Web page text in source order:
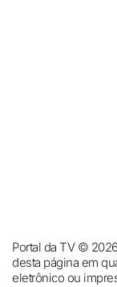
Portal da TV ©
desta página em
eletrônico ou